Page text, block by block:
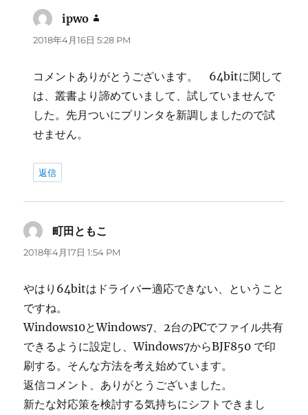
ipwo
り:
2018年4月16日 5:28 PM
コメントありがとうございます。 64bitに関して
は、叢書より諦めていまして、試していませんで
した。先月ついにプリンタを新調しましたので試
せません。
返信
町田ともこ
り:
2018年4月17日 1:54 PM
やはり64bitはドライバー適応できない、ということ
ですね。
Windows10とWindows7、2台のPCでファイル共有
できるように設定し、Windows7からBJF850 で印
刷する。そんな方法を考え始めています。
返信コメント、ありがとうございました。
新たな対応策を検討する気持ちにシフトできまし